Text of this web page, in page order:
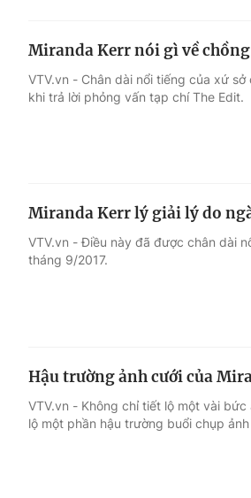
Miranda Kerr nói gì về
VTV.vn - Chân dài nổi tiếng của xứ
khi trả lời phỏng vấn tạp chí The Edit.
Miranda Kerr lý giải lý do
VTV.vn - Điều này đã được chân dài
tháng 9/2017.
Hậu trường ảnh cưới của
VTV.vn - Không chỉ tiết lộ một vài
lộ một phần hậu trường buổi chụp